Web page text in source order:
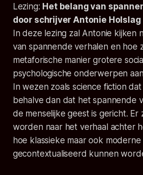
Lezing: Het belang van
door schrijver Antonie Holslag
In deze lezing zal Antonie kijken
van spannende verhalen en hoe
metaforische manier grotere
psychologische onderwerpen
In wezen zoals science fiction
behalve dan dat het spannende
de menselijke geest is gericht. Er
worden naar het verhaal achter
hoe klassieke maar ook
gecontextualiseerd kunnen